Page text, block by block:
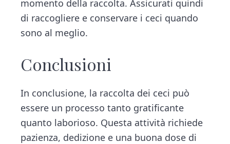
momento della raccolta. Assicurati quindi
di raccogliere e conservare i ceci quando
sono al meglio.
Conclusioni
In conclusione, la raccolta dei ceci può
essere un processo tanto gratificante
quanto laborioso. Questa attività richiede
pazienza, dedizione e una buona dose di